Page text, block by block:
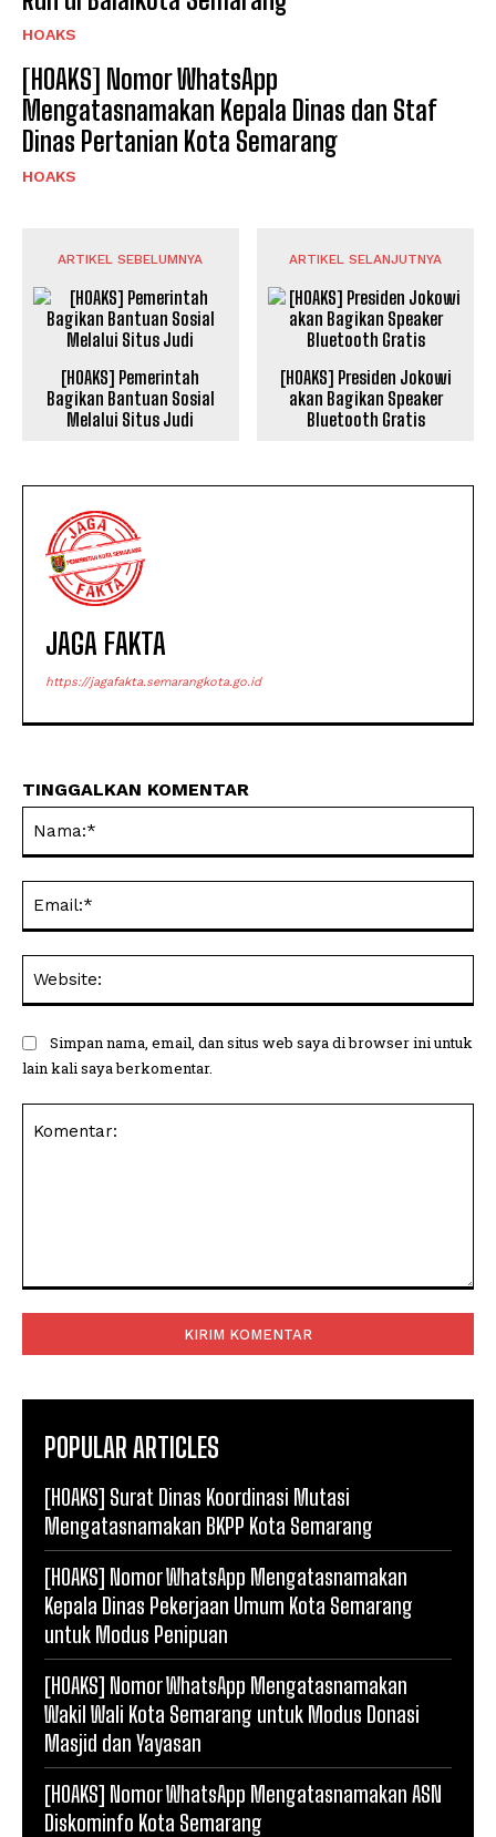
HOAKS
[HOAKS] Nomor WhatsApp
Mengatasnamakan Kepala Dinas dan Staf
Dinas Pertanian Kota Semarang
HOAKS
ARTIKEL SEBELUMNYA
[HOAKS] Pemerintah
Bagikan Bantuan Sosial
Melalui Situs Judi
ARTIKEL SELANJUTNYA
[HOAKS] Presiden Jokowi
akan Bagikan Speaker
Bluetooth Gratis
JAGA FAKTA
https://jagafakta.semarangkota.go.id
TINGGALKAN KOMENTAR
Simpan nama, email, dan situs web saya di browser ini untuk
lain kali saya berkomentar.
POPULAR ARTICLES
[HOAKS] Surat Dinas Koordinasi Mutasi
Mengatasnamakan BKPP Kota Semarang
[HOAKS] Nomor WhatsApp Mengatasnamakan
Kepala Dinas Pekerjaan Umum Kota Semarang
untuk Modus Penipuan
[HOAKS] Nomor WhatsApp Mengatasnamakan
Wakil Wali Kota Semarang untuk Modus Donasi
Masjid dan Yayasan
[HOAKS] Nomor WhatsApp Mengatasnamakan ASN
Diskominfo Kota Semarang